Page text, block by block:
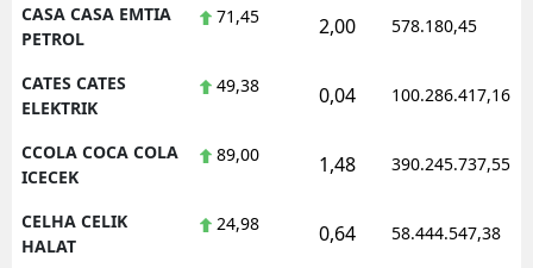
CASA CASA EMTIA
PETROL
71,45 2,00 578.180,45
CATES CATES
ELEKTRIK
49,38 0,04 100.286.417,16
CCOLA COCA COLA
ICECEK
89,00 1,48 390.245.737,55
CELHA CELIK
HALAT
24,98 0,64 58.444.547,38